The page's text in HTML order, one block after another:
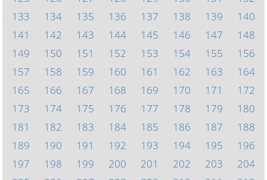
133
134 135 136 137 138 139
140
141
142 143 144 145 146 147
148
149
150 151 152 153 154 155
156
157
158 159 160 161 162 163
164
165
166 167 168 169 170 171
172
173
174 175 176 177 178 179
180
181
182 183 184 185 186 187
188
189
190 191 192 193 194 195
196
197
198 199 200 201 202 203
204